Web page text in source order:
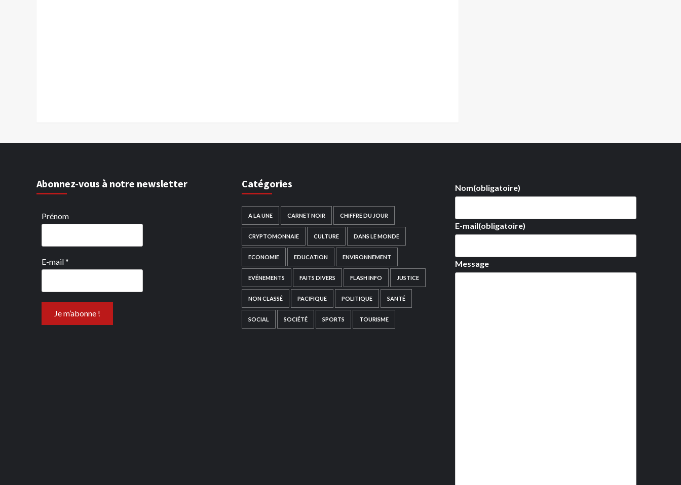
Abonnez-vous à notre newsletter
Prénom
E-mail*
Catégories
A LA UNE CARNET NOIR CHIFFRE DU JOUR
CRYPTOMONNAIE CULTURE DANS LE MONDE
ECONOMIE EDUCATION ENVIRONNEMENT
EVÉNEMENTS FAITS DIVERS FLASH INFO JUSTICE
NON CLASSÉ PACIFIQUE POLITIQUE SANTÉ
SOCIAL SOCIÉTÉ SPORTS TOURISME
Nom(obligatoire)
E-mail(obligatoire)
Message